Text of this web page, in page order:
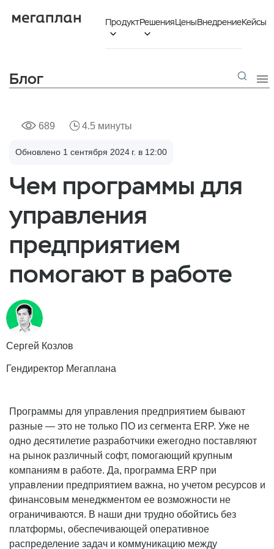
Продукт

Решения

ЦеныВнедрениеКейсы
Блог 
689 4.5 минуты
Обновлено 1 сентября 2024 г. в 12:00
Чем программы для
управления
предприятием
помогают в работе
Программы для управления предприятием бывают
разные — это не только ПО из сегмента ERP. Уже не
одно десятилетие разработчики ежегодно поставляют
на рынок различный софт, помогающий крупным
компаниям в работе. Да, программа ERP при
управлении предприятием важна, но учетом ресурсов и
финансовым менеджментом ее возможности не
ограничиваются. В наши дни трудно обойтись без
платформы, обеспечивающей оперативное
распределение задач и коммуникацию между
Сергей Козлов
Гендиректор Мегаплана